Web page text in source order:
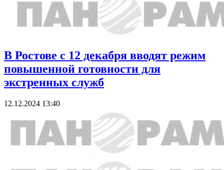
В Ростове с 12 декабря вводят режим
повышенной готовности для
экстренных служб
12.12.2024 13:40